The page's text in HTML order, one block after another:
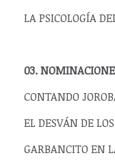
LA PSICOLOGÍA
03.
CONTANDO
EL DESVÁN DE
GARBANCITO EN